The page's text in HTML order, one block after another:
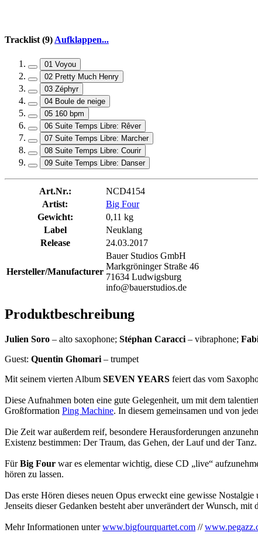
Tracklist (9)Aufklappen...
01 Voyou
02 Pretty Much Henry
03 Zéphyr
04 Boule de neige
05 160 bpm
06 Suite Temps Libre: Rêver
07 Suite Temps Libre: Marcher
08 Suite Temps Libre: Courir
09 Suite Temps Libre: Danser
Art.Nr.:
NCD4154
Artist:
Big Four
Gewicht:
0,11 kg
Label
Neuklang
Release
24.03.2017
Hersteller/Manufacturer
Bauer Studios GmbH
Markgröninger Straße 46
71634 Ludwigsburg
info@bauerstudios.de
Produktbeschreibung
Julien Soro – alto saxophone; Stéphan Caracci – vibraphone;
Guest: Quentin Ghomari – trumpet
Mit seinem vierten Album SEVEN YEARS feiert das vom
Diese Aufnahmen boten eine gute Gelegenheit, um mit dem
Großformation Ping Machine. In diesem gemeinsamen und von
Die Zeit war außerdem reif, besondere Herausforderungen
Existenz bestimmen: Der Traum, das Gehen, der Lauf und der Tanz.
FürBig Four war es elementar wichtig, diese CD „live“
hören zu lassen.
Das erste Hören dieses neuen Opus erweckt eine gewisse
Jenseits dieser Gedanken besteht aber unverändert der Wunsch,
Mehr Informationen unterwww.bigfourquartet.com //